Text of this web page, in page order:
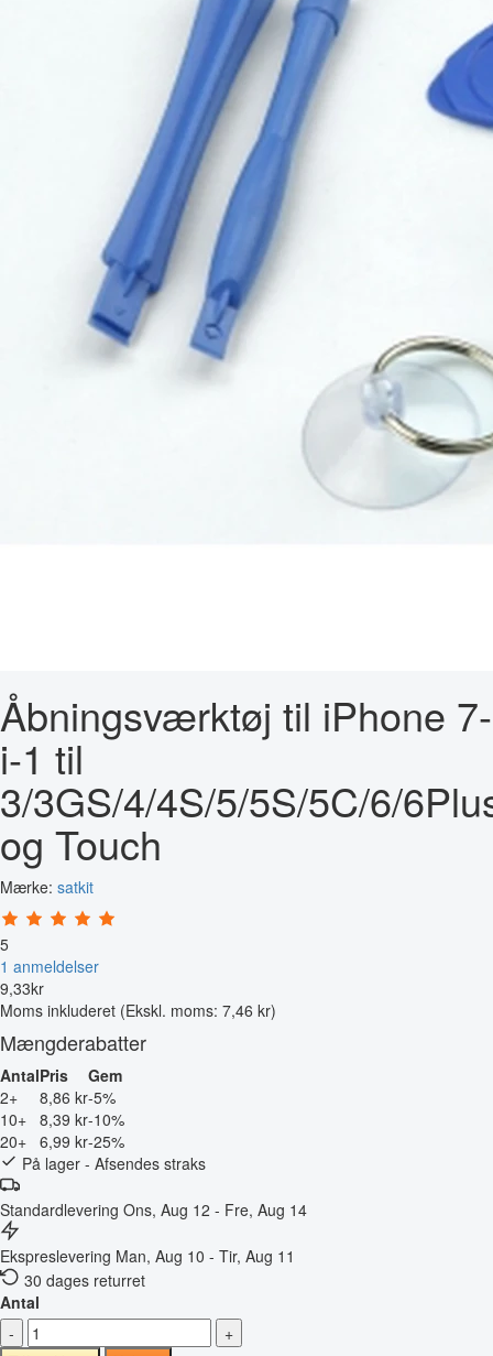
Åbningsværktøj til iPhone 7-
i-1 til
3/3GS/4/4S/5/5S/5C/6/
og Touch
Mærke: satkit
5
1 anmeldelser
9,33kr
Moms inkluderet (Ekskl. moms: 7,46 kr)
Mængderabatter
AntalPris
Gem
2+
8,86 kr-5%
10+ 8,39 kr-10%
20+ 6,99 kr-25%
På lager - Afsendes straks
Standardlevering Ons, Aug 12 - Fre, Aug 14
Ekspreslevering Man, Aug 10 - Tir, Aug 11
30 dages returret
Antal
-
+